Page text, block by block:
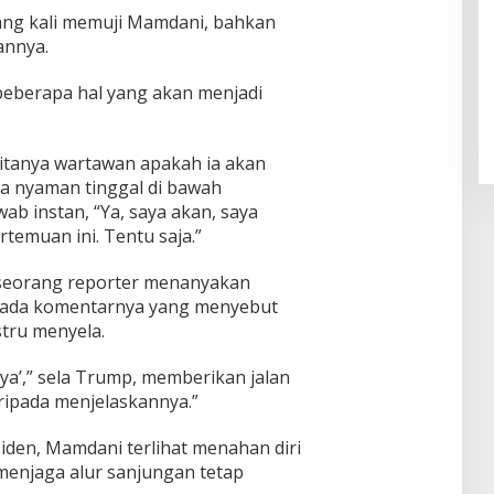
kali memuji Mamdani, bahkan
hal yang akan menjadi
wartawan apakah ia akan
nyaman tinggal di bawah
instan, “Ya, saya akan, saya
ini. Tentu saja.”
reporter menanyakan
komentarnya yang menyebut
menyela.
sela Trump, memberikan jalan
menjelaskannya.”
Mamdani terlihat menahan diri
alur sanjungan tetap
Warga Berebut Kuota
Di Daerah, Nasional